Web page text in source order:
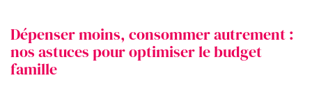
Dépenser moins, consommer autrement :
nos astuces pour optimiser le budget
famille